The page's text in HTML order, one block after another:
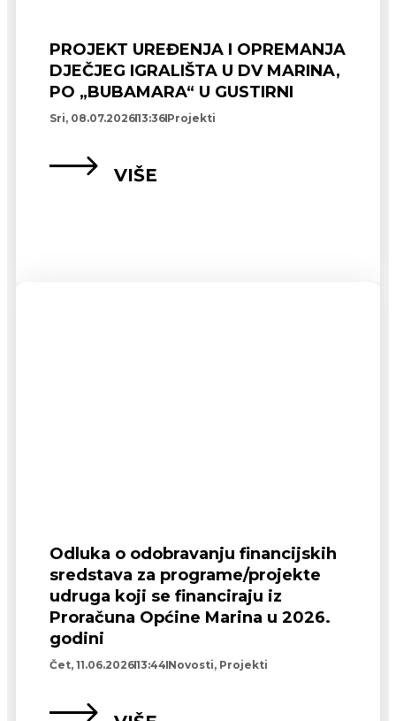
PROJEKT UREĐENJA I OPREMANJA
DJEČJEG IGRALIŠTA U DV MARINA,
PO „BUBAMARA“ U GUSTIRNI
Sri, 08.07.202613:36 Projekti
VIŠE
Odluka o odobravanju financijskih
sredstava za programe/projekte
udruga koji se financiraju iz
Proračuna Općine Marina u 2026.
godini
Čet, 11.06.202613:44 Novosti, Projekti